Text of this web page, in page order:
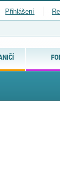
Přihlášení